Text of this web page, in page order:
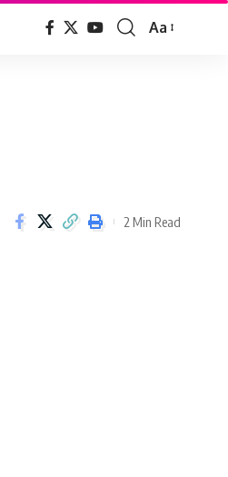
Font
Aa
2 Min Read